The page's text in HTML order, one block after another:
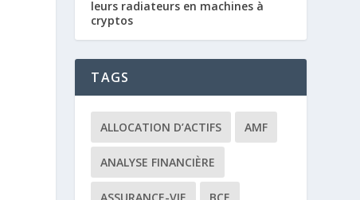
leurs radiateurs en machines à
cryptos
TAGS
ALLOCATION D’ACTIFS AMF
ANALYSE FINANCIÈRE